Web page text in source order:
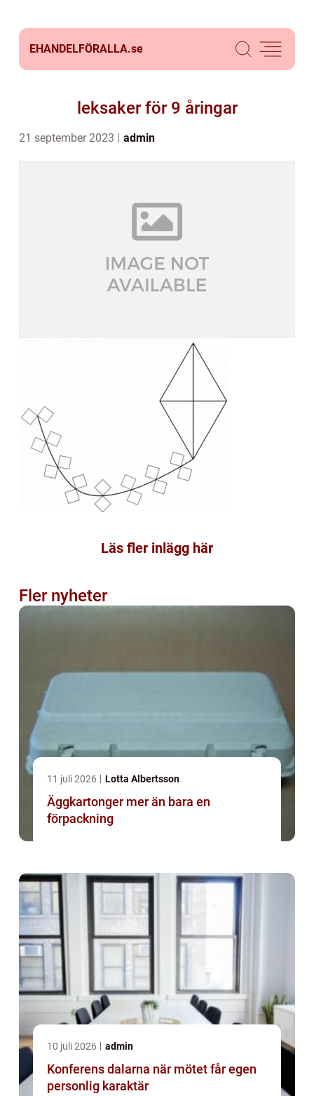
EHANDELFÖRALLA.se
leksaker för 9 åringar
21 september 2023 admin
Läs fler inlägg här
Fler nyheter
11 juli 2026 Lotta Albertsson
Äggkartonger mer än bara en
förpackning
10 juli 2026 admin
Konferens dalarna när mötet får egen
personlig karaktär